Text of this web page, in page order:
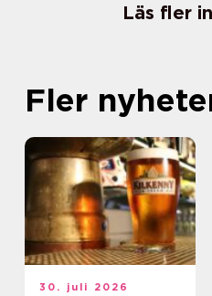
Läs fler
Fler
30. juli 2026